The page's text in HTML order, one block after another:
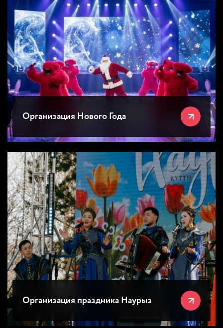
Организация Нового Года
Организация праздника Наурыз